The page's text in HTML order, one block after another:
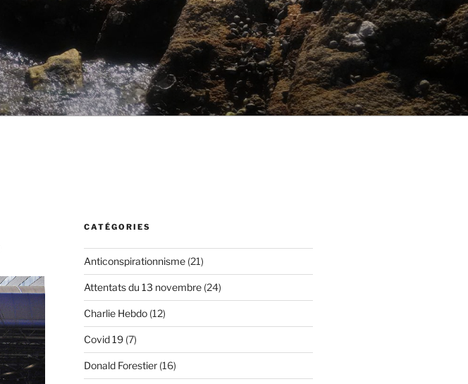
CATÉGORIES
Anticonspirationnisme(21)
Attentats du 13 novembre(24)
Charlie Hebdo(12)
Covid 19(7)
Donald Forestier(16)